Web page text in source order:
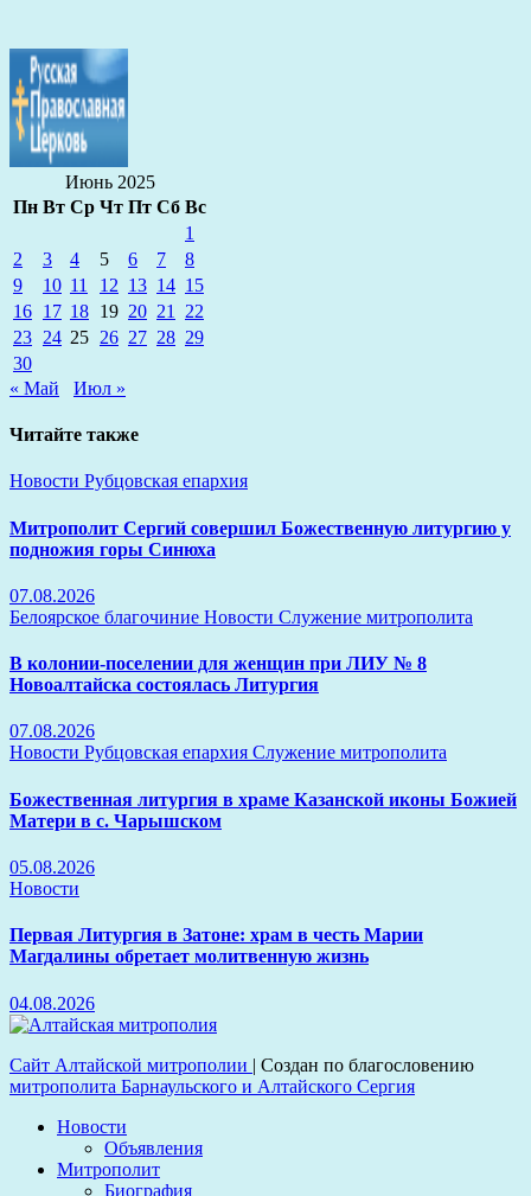
Июнь 2025
Пн Вт Ср Чт Пт Сб Вс
1
2
3 4 5 6 7
8
9
10 11 12 13 14 15
16 17 18 19 20 21
22
23 24 25 26 27 28 29
30
« Май
Июл »
Читайте также
Новости Рубцовская епархия
Митрополит Сергий совершил Божественную литургию у
подножия горы Синюха
07.08.2026
Белоярское благочиние Новости Служение митрополита
В колонии-поселении для женщин при ЛИУ № 8
Новоалтайска состоялась Литургия
07.08.2026
Новости Рубцовская епархия Служение митрополита
Божественная литургия в храме Казанской иконы Божией
Матери в с. Чарышском
05.08.2026
Новости
Первая Литургия в Затоне: храм в честь Марии
Магдалины обретает молитвенную жизнь
04.08.2026
Сайт Алтайской митрополии | Создан по благословению
митрополита Барнаульского и Алтайского Сергия
Новости
Объявления
Митрополит
Биография